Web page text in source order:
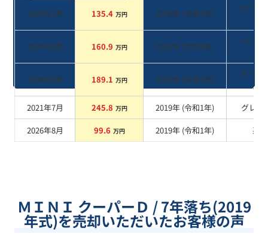
2025年1月 135.4 万円 2019年 (令和1年)
ホワイ
系
2024年9月 160.9 万円 2019年 (令和1年)
ベージ
系
2024年8月 189.1 万円 2019年 (令和1年)
ホワイ
系
2021年7月
245.8 万円 2019年 (令和1年) グレー
2026年8月
99.6 万円 2019年 (令和1年) 系
ＭＩＮＩ クーパーＤ / 7年落ち(2019
年式)を売却いただいたお客様の声